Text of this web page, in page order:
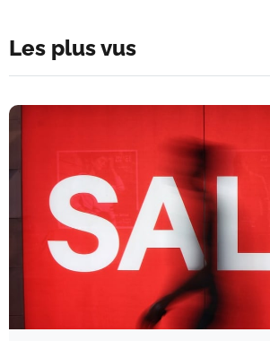
Les plus vus